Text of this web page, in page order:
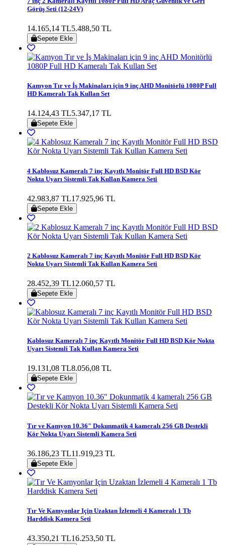
Görüş Seti (12-24V)
14.165,14 TL5.488,50 TL
Sepete Ekle
Kamyon Tır ve İş Makinaları için 9 inç AHD Monitörlü 1080P Full
HD Kameralı Tak Kullan Set
14.124,43 TL5.347,17 TL
Sepete Ekle
4 Kablosuz Kameralı 7 inç Kayıtlı Monitör Full HD BSD Kör
Nokta Uyarı Sistemli Tak Kullan Kamera Seti
42.983,87 TL17.925,96 TL
Sepete Ekle
2 Kablosuz Kameralı 7 inç Kayıtlı Monitör Full HD BSD Kör
Nokta Uyarı Sistemli Tak Kullan Kamera Seti
28.452,39 TL12.060,57 TL
Sepete Ekle
Kablosuz Kameralı 7 inç Kayıtlı Monitör Full HD BSD Kör Nokta
Uyarı Sistemli Tak Kullan Kamera Seti
19.131,08 TL8.056,08 TL
Sepete Ekle
Tır ve Kamyon 10.36" Dokunmatik 4 kameralı 256 GB Destekli
Kör Nokta Uyarı Sistemli Kamera Seti
36.186,23 TL11.919,23 TL
Sepete Ekle
Tır Ve Kamyonlar Için Uzaktan İzlemeli 4 Kameralı 1 Tb
Harddisk Kamera Seti
43.350,21 TL16.253,50 TL